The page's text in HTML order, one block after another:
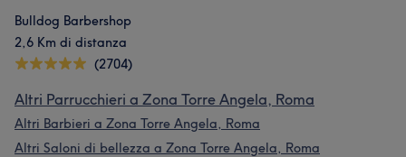
Bulldog Barbershop
2,6 Km di distanza
(2704)
Altri Parrucchieri a Zona Torre Angela, Roma
Altri Barbieri a Zona Torre Angela, Roma
Altri Saloni di bellezza a Zona Torre Angela, Roma